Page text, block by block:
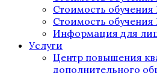
Стоимость
Стоимость
Информация для
Услуги
Центр повышения
дополнительного